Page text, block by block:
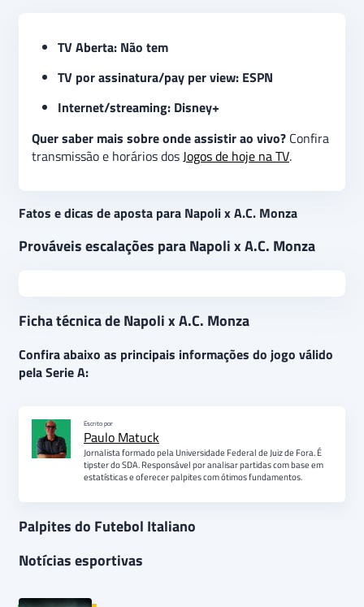
TV Aberta: Não tem
TV por assinatura/pay per view: ESPN
Internet/streaming: Disney+
Quer saber mais sobre onde assistir ao vivo? Confira
transmissão e horários dosJogos de hoje na TV.
Fatos e dicas de aposta para Napoli x A.C. Monza
Prováveis escalações para Napoli x A.C. Monza
Ficha técnica de Napoli x A.C. Monza
Confira abaixo as principais informações do jogo válido
pela Serie A:
Escrito por
Paulo Matuck
Jornalista formado pela Universidade Federal de Juiz de Fora. É
tipster do SDA. Responsável por analisar partidas com base em
estatísticas e oferecer palpites com ótimos fundamentos.
Palpites do Futebol Italiano
Notícias esportivas